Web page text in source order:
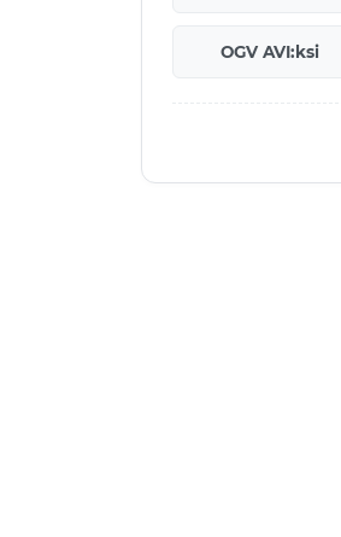
OGV AVI:ksi